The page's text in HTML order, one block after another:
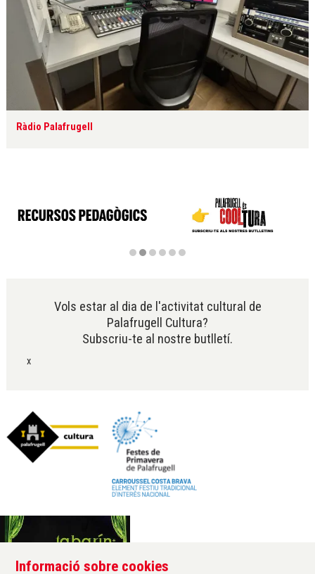
Ràdio Palafrugell
Vols estar al dia de l'activitat cultural de
Palafrugell Cultura?
Subscriu-te al nostre butlletí.
x
Àrea de cultura de l'Ajuntament de Palafrugell
Informació sobre cookies